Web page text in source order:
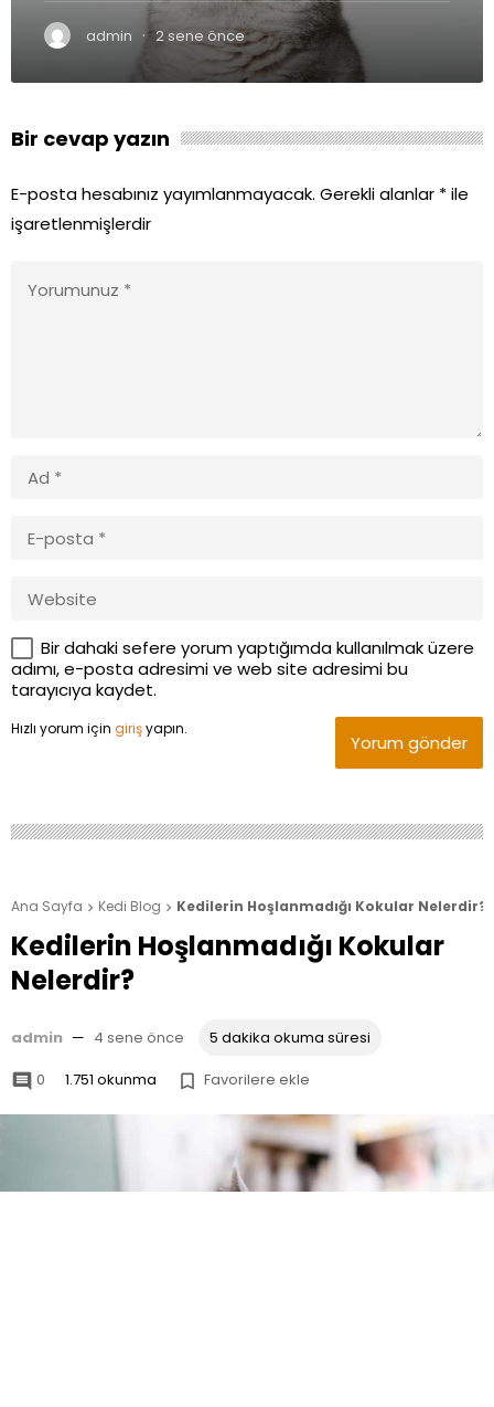
admin · 2 sene önce
Bir cevap yazın
E-posta hesabınız yayımlanmayacak. Gerekli alanlar *ile
işaretlenmişlerdir
Bir dahaki sefere yorum yaptığımda kullanılmak üzere
adımı, e-posta adresimi ve web site adresimi bu
tarayıcıya kaydet.
Hızlı yorum için girişyapın.
Yorum gönder
Ana Sayfa  Kedi Blog  Kedilerin Hoşlanmadığı Kokular Nelerdir?
Kedilerin Hoşlanmadığı Kokular
Nelerdir?
admin — 4 sene önce 5 dakika okuma süresi
 0 1.751 okunma  Favorilere ekle